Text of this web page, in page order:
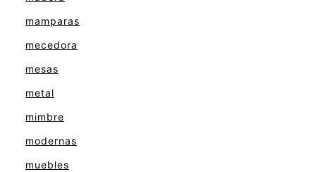
mamparas
mecedora
mesas
metal
mimbre
modernas
muebles